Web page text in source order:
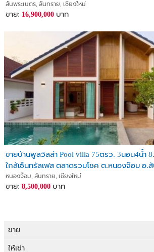
สันพระเนตร, สันทราย, เชียงใหม่
ขาย: 16,900,000 บาท
ขายบ้านพูลวิลล่า Pool villa 75ตรว. 3นอน4น้ำ
ใกล้เซ็นทรัลเฟส ตลาดรวมโชค ต.หนองจ๊อม อ.สั
หนองจ๊อม, สันทราย, เชียงใหม่
ขาย: 8,500,000 บาท
ขาย
ขายที่ดิน
ให้เช่า